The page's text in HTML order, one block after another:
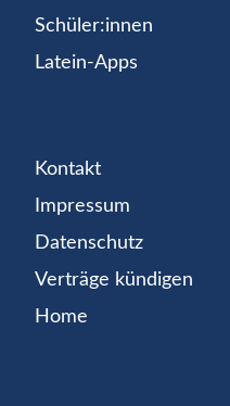
Schüler:innen
Latein-Apps
Kontakt
Impressum
Datenschutz
Verträge kündigen
Home